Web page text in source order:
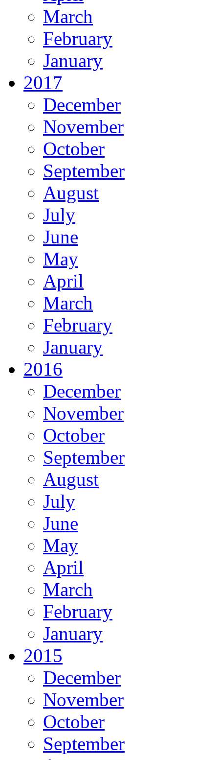
March
February
January
2017
December
November
October
September
August
July
June
May
April
March
February
January
2016
December
November
October
September
August
July
June
May
April
March
February
January
2015
December
November
October
September